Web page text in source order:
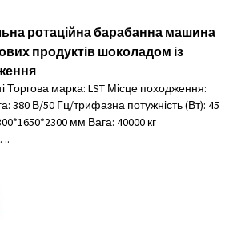
ротаційна барабанна машина
продуктів шоколадом із
Торгова марка: LST Місце походження:
380 В/50 Гц/трифазна потужність (Вт): 45
мм Вага: 40000 кг
..